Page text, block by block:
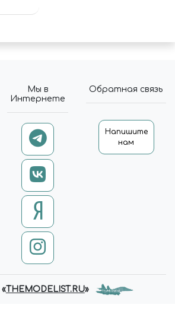
Мы в
Интернете
Обратная связь
Напишите
нам
THEMODELIST.RU»